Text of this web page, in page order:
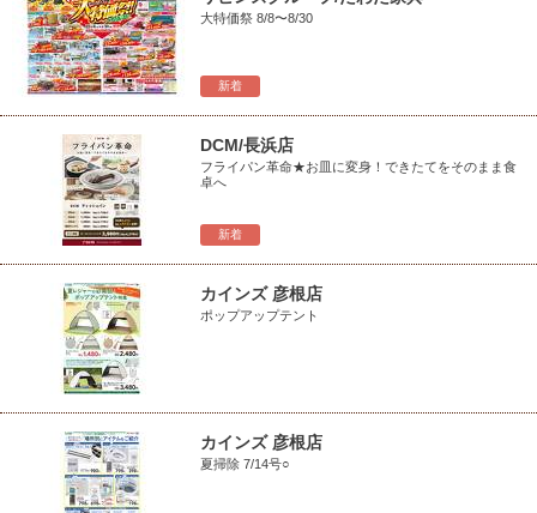
新着
大特価祭 8/8〜8/30
新着
DCM/長浜店
フライパン革命★お皿に変身！できたてをそのまま食
卓へ
カインズ 彦根店
ポップアップテント
カインズ 彦根店
夏掃除 7/14号○